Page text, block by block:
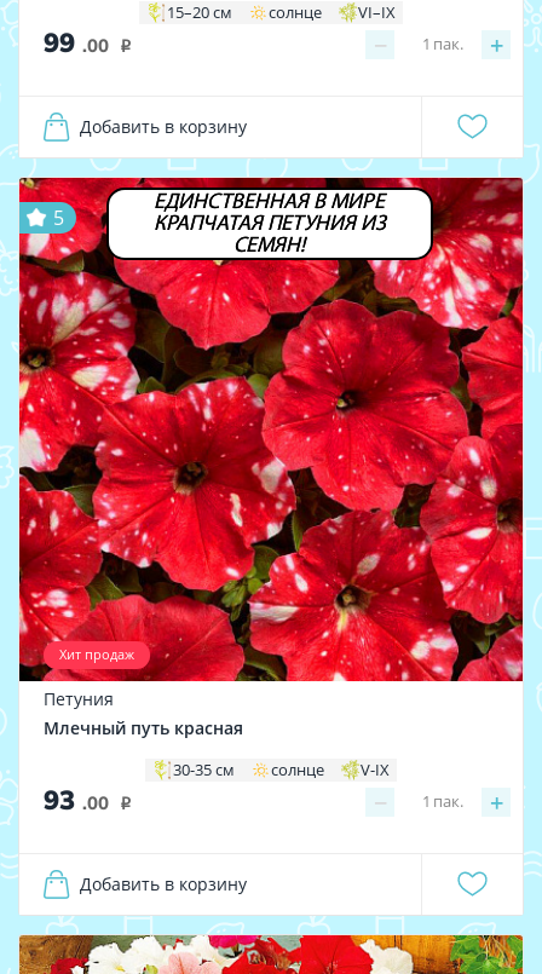
15–20 см солнце VI–IX
99 .00 i − +
1 пак.
Добавить в корзину
ЕДИНСТВЕННАЯ В МИРЕ
КРАПЧАТАЯ ПЕТУНИЯ ИЗ
СЕМЯН!
Хит продаж
5
Петуния
Млечный путь красная
30-35 см солнце V-IX
93 .00 i − +
1 пак.
Добавить в корзину